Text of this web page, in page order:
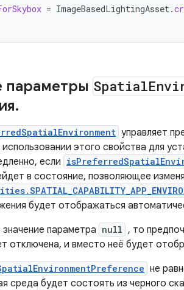
= ImageBasedLightingAsset.
параметры Spatial
.
управляет
этого свойства для
если
в состояние, позволяющее
будет отображаться
параметра null , то
отключена, и вместо неё будет
не
среда будет состоять из черного